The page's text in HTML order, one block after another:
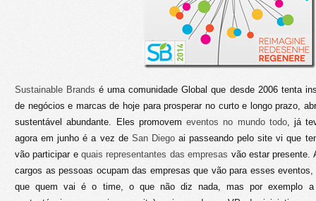
Sustainable Brands é uma comunidade Global que desde 2006 tenta
de negócios e marcas de hoje para prosperar no curto e longo prazo,
sustentável abundante. Eles promovemeventos no mundo todo, já
agora em junho é a vez de San Diegoai passeando pelo site vi que
vão participar equais representantes das empresas vão estar presente.
cargos as pessoas ocupam das empresas que vão para esses
que quem vai é o time, o que não diz nada, mas por exemplo a